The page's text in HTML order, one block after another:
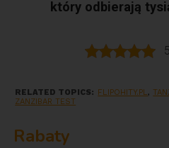
który odbierają
RELATED TOPICS: FLIPOHITY.PL,
ZANZIBAR TEST
Rabaty